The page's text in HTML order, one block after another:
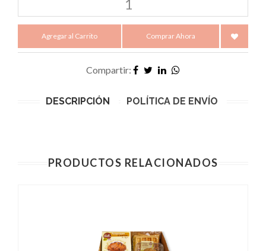
Agregar al Carrito Comprar Ahora
Compartir:
DESCRIPCIÓN POLÍTICA DE ENVÍO
PRODUCTOS RELACIONADOS